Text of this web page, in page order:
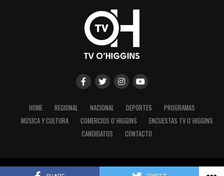
HOME REGIONAL NACIONAL DEPORTES
PROGRAMAS
MÚSICA Y CULTURA
COMERCIOS O´HIGGINS
ENCUESTAS TV O´HIGGINS
CANDIDATOS
CONTACTO
Copyright © 2023 - TV O´Higgins.